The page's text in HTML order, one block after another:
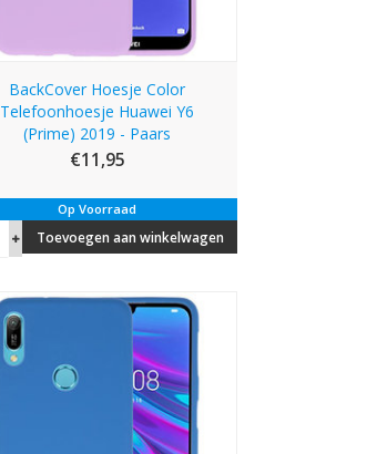
BackCover Hoesje Color
Telefoonhoesje Huawei Y6
(Prime) 2019 - Paars
€11,95
Op Voorraad
Toevoegen aan winkelwagen